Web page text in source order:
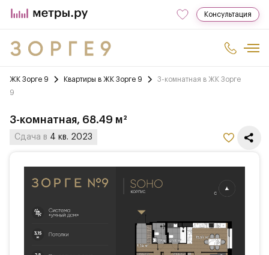
Консультация
ЖК Зорге 9 Квартиры в ЖК Зорге 9
3-комнатная в ЖК Зорге
9
3-комнатная, 68.49 м²
Сдача в 4 кв. 2023